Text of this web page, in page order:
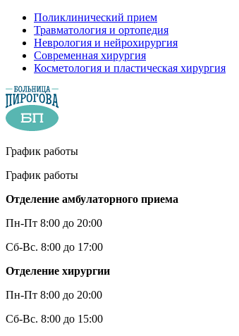
Поликлинический прием
Травматология и ортопедия
Неврология и нейрохирургия
Современная хирургия
Косметология и пластическая хирургия
График работы
График работы
Отделение амбулаторного приема
Пн-Пт 8:00 до 20:00
Сб-Вс. 8:00 до 17:00
Отделение хирургии
Пн-Пт 8:00 до 20:00
Сб-Вс. 8:00 до 15:00